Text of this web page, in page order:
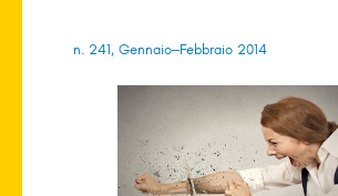
n. 241, Gennaio–Febbraio 2014